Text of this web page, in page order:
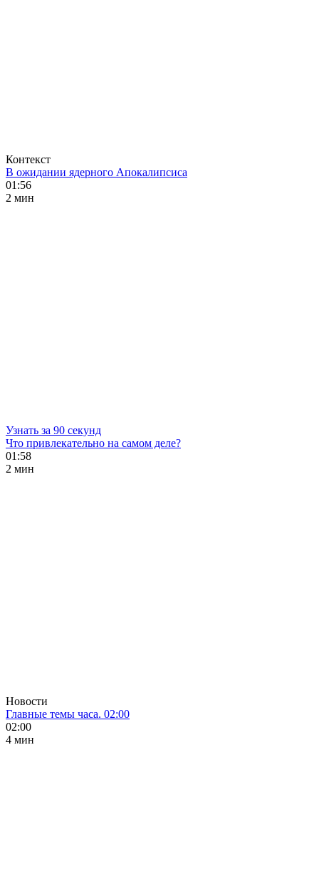
Контекст
В ожидании ядерного Апокалипсиса
01:56
2 мин
Узнать за 90 секунд
Что привлекательно на самом деле?
01:58
2 мин
Новости
Главные темы часа. 02:00
02:00
4 мин